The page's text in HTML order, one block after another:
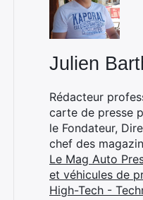
Julien
Rédacteur
carte de presse
le Fondateur,
chef des
Le Mag Auto
et véhicules de
High-Tech -